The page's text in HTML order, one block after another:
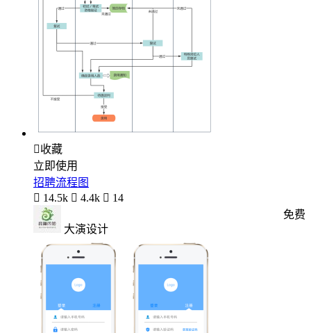
收藏
立即使用
招聘流程图
 14.5k  4.4k  14
大演设计
免费